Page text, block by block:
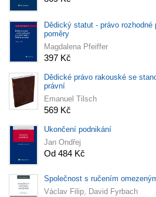
Dědický statut - právo
poměry
Magdalena Pfeiffer
397 Kč
Dědické právo rakouské se
právní
Emanuel Tilsch
569 Kč
Ukončení podnikání
Jan Ondřej
Od 484 Kč
Společnost s ručením
Václav Filip, David Fyrbach